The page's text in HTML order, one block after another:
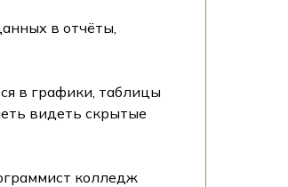
в отчёты,
в графики, таблицы
видеть скрытые
колледж